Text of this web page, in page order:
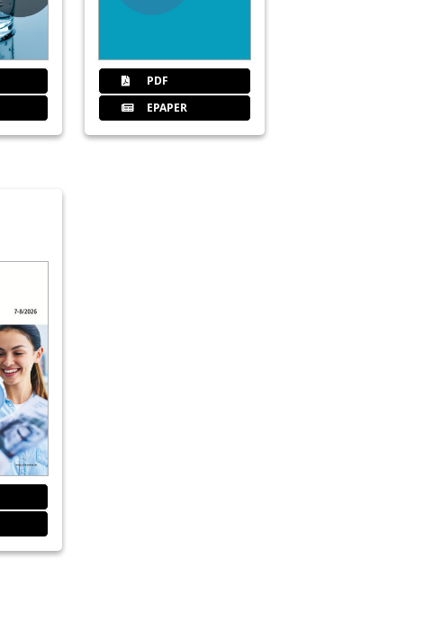
Verwendung eines Gesichtsbogens
Abrechnungswissen
PDF
EPAPER